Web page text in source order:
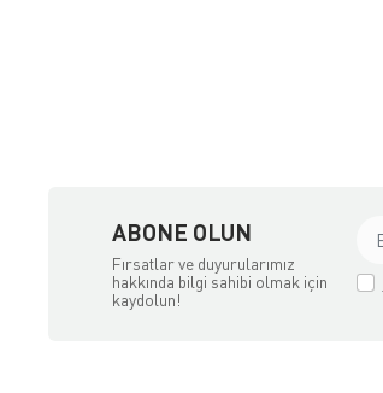
ABONE OLUN
Fırsatlar ve duyurularımız
hakkında bilgi sahibi olmak için
kaydolun!